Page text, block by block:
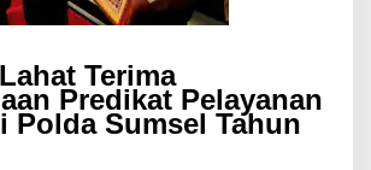
Terima
Predikat Pelayanan
Polda Sumsel Tahun